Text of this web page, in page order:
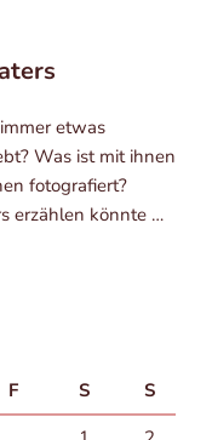
etwas
Was ist mit ihnen
foto­gra­fiert?
erzäh­len könn­te …
F S
S